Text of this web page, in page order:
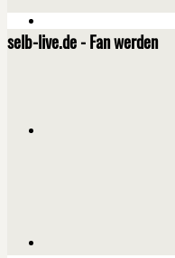
selb-live.de - Fan werden